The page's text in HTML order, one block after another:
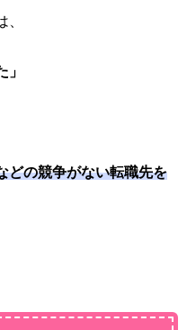
」
どの競争がない転職先を